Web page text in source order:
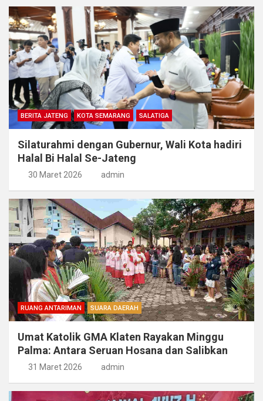
BERITA JATENG KOTA SEMARANG SALATIGA
Silaturahmi dengan Gubernur, Wali Kota hadiri
Halal Bi Halal Se-Jateng
30 Maret 2026 admin
RUANG ANTARIMAN SUARA DAERAH
Umat Katolik GMA Klaten Rayakan Minggu
Palma: Antara Seruan Hosana dan Salibkan
31 Maret 2026 admin